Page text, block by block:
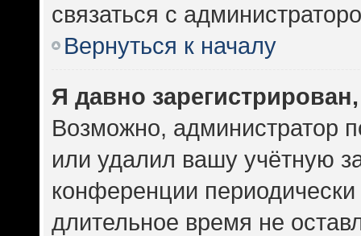
связаться с
Вернуться к началу
Я давно
Возможно, администратор
или удалил вашу учётную
конференции
длительное время не